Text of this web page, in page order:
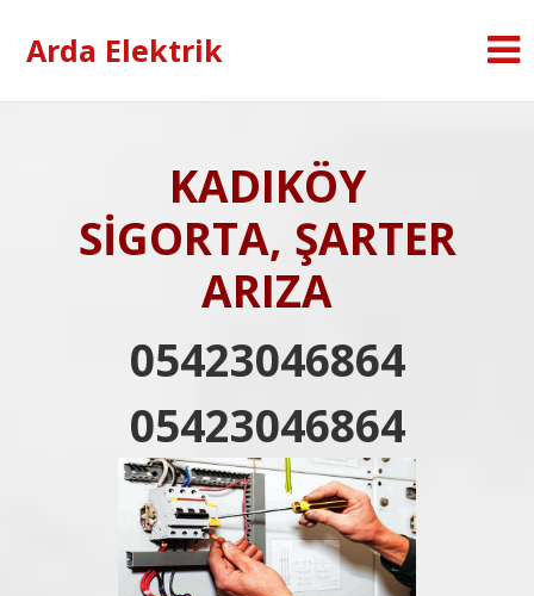
Arda Elektrik
KADIKÖY
SİGORTA, ŞARTER
ARIZA
05423046864
05423046864